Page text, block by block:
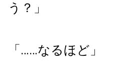
う？」
「……なるほど」